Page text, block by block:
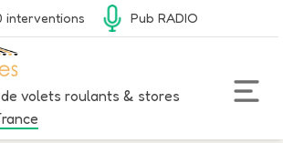
interventions Pub RADIO
volets roulants & stores